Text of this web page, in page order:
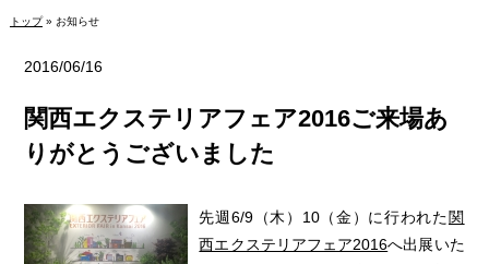
トップ» お知らせ
2016/06/16
関西エクステリアフェア2016ご来場あ
りがとうございました
先週6/9（木）10（金）に行われた関
西エクステリアフェア2016へ出展いた